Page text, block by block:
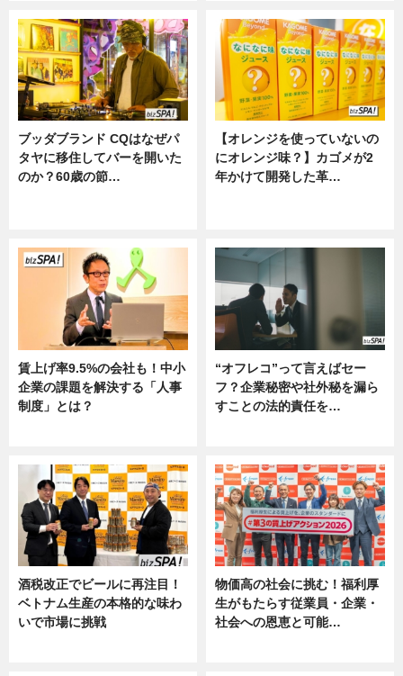
ブッダブランド CQはなぜパ
タヤに移住してバーを開いた
のか？60歳の節…
【オレンジを使っていないの
にオレンジ味？】カゴメが2
年かけて開発した革…
賃上げ率9.5%の会社も！中小
企業の課題を解決する「人事
制度」とは？
“オフレコ”って言えばセー
フ？企業秘密や社外秘を漏ら
すことの法的責任を…
酒税改正でビールに再注目！
ベトナム生産の本格的な味わ
いで市場に挑戦
物価高の社会に挑む！福利厚
生がもたらす従業員・企業・
社会への恩恵と可能…